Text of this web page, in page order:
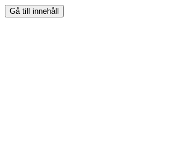
Gå till innehåll